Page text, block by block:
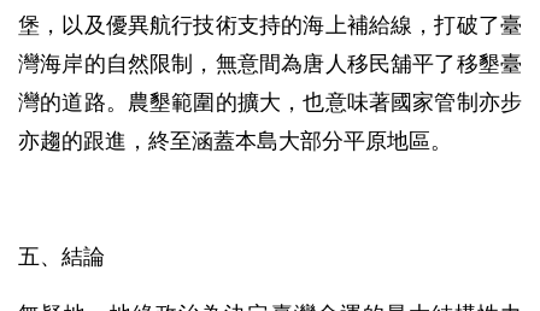
堡，以及優異航行技術支持的海上補給線，打破了臺
灣海岸的自然限制，無意間為唐人移民舖平了移墾臺
灣的道路。農墾範圍的擴大，也意味著國家管制亦步
亦趨的跟進，終至涵蓋本島大部分平原地區。
五、結論